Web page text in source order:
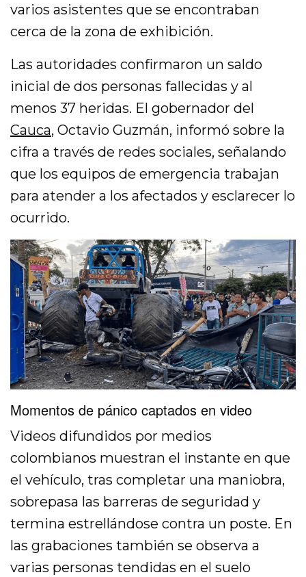
varios asistentes que se encontraban
cerca de la zona de exhibición.
Las autoridades confirmaron un saldo
inicial de dos personas fallecidas y al
menos 37 heridas. El gobernador del
Cauca, Octavio Guzmán, informó sobre la
cifra a través de redes sociales, señalando
que los equipos de emergencia trabajan
para atender a los afectados y esclarecer lo
ocurrido.
Momentos de pánico captados en video
Videos difundidos por medios
colombianos muestran el instante en que
el vehículo, tras completar una maniobra,
sobrepasa las barreras de seguridad y
termina estrellándose contra un poste. En
las grabaciones también se observa a
varias personas tendidas en el suelo